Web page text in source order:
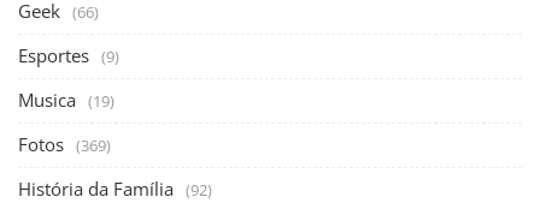
Geek (66)
Esportes (9)
Musica (19)
Fotos (369)
História da Família (92)